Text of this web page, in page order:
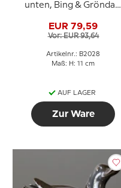
unten, Bing & Gröndahl
EUR 79,59
Vor: EUR 93,64
Artikelnr.: B2028
Maß: H: 11 cm
AUF LAGER
Zur Ware